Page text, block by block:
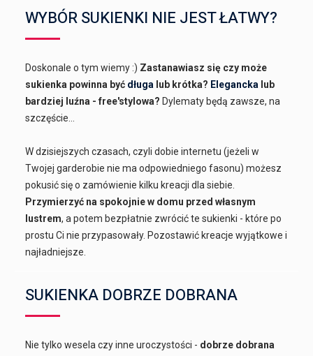
WYBÓR SUKIENKI NIE JEST ŁATWY?
Doskonale o tym wiemy :) Zastanawiasz się czy może
sukienka powinna być długa lub krótka? Elegancka lub
bardziej luźna - free'stylowa? Dylematy będą zawsze, na
szczęście...
W dzisiejszych czasach, czyli dobie internetu (jeżeli w
Twojej garderobie nie ma odpowiedniego fasonu) możesz
pokusić się o zamówienie kilku kreacji dla siebie.
Przymierzyć na spokojnie w domu przed własnym
lustrem, a potem bezpłatnie zwrócić te sukienki - które po
prostu Ci nie przypasowały. Pozostawić kreacje wyjątkowe i
najładniejsze.
SUKIENKA DOBRZE DOBRANA
Nie tylko wesela czy inne uroczystości - dobrze dobrana